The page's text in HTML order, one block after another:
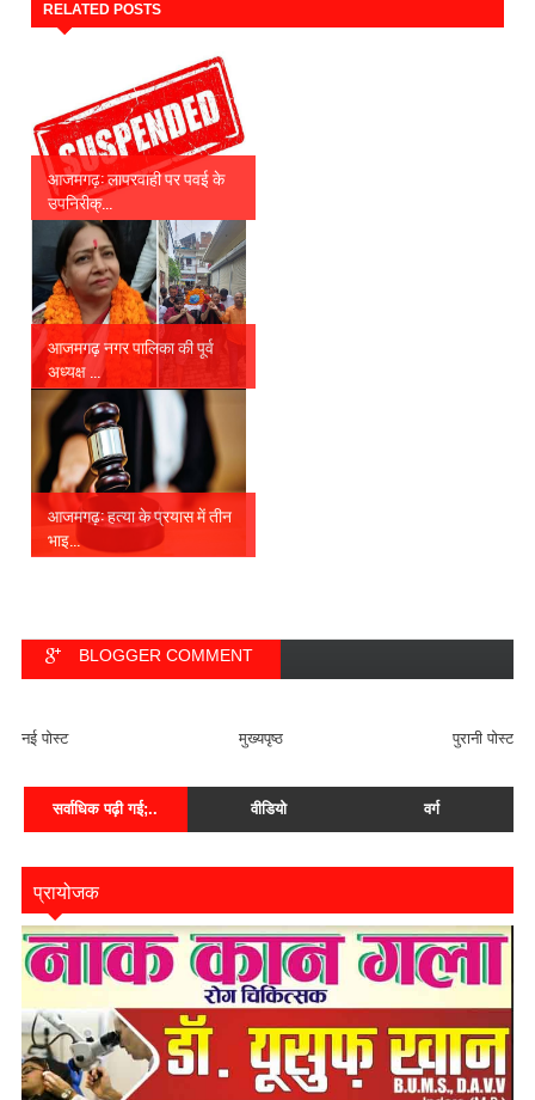
RELATED POSTS
आजमगढ़: लापरवाही पर पवई के
उपनिरीक्...
आजमगढ़ नगर पालिका की पूर्व
अध्यक्ष ...
आजमगढ़: हत्या के प्रयास में तीन
भाइ...
BLOGGER COMMENT
नई पोस्ट पुरानी पोस्ट
मुख्यपृष्ठ
सर्वाधिक पढ़ी गई;.. वीडियो वर्ग
प्रायोजक